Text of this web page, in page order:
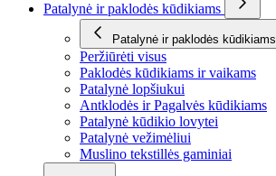
Patalynė ir paklodės kūdikiams
Patalynė ir paklodės kūdikiams
Peržiūrėti visus
Paklodės kūdikiams ir vaikams
Patalynė lopšiukui
Antklodės ir Pagalvės kūdikiams
Patalynė kūdikio lovytei
Patalynė vežimėliui
Muslino tekstillės gaminiai